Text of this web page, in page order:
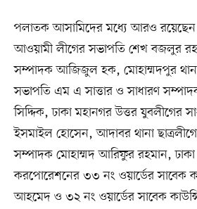
পলাতক আসামিদের মধ্যে আরও রয়েছেন
আওয়ামী লীগের সভাপতি শেখ বজলুর
সম্পাদক আজিজুল হক, মোহাম্মদপুর
সভাপতি এম এ সাত্তার ও সাধারণ
সিদ্দিক, ঢাকা মহানগর উত্তর যুবলীগের
ইসমাইল হোসেন, আদাবর থানা
সম্পাদক মোহাম্মদ আরিফুর রহমান, ঢাকা
করপোরেশনের ৩৩ নং ওয়ার্ডের সাবেক
আহমেদ ও ৩২ নং ওয়ার্ডের সাবেক